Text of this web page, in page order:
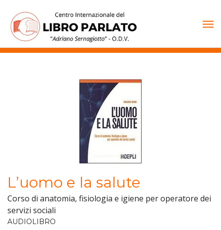
contenuto
L’uomo e la salute
Corso di anatomia, fisiologia e igiene per operatore dei
servizi sociali
AUDIOLIBRO